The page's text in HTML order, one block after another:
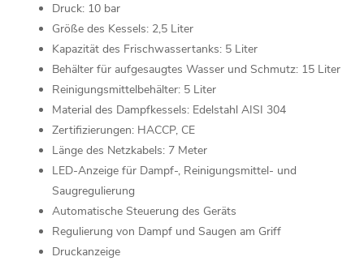
Druck: 10 bar
Größe des Kessels: 2,5 Liter
Kapazität des Frischwassertanks: 5 Liter
Behälter für aufgesaugtes Wasser und Schmutz: 15 Liter
Reinigungsmittelbehälter: 5 Liter
Material des Dampfkessels: Edelstahl AISI 304
Zertifizierungen: HACCP, CE
Länge des Netzkabels: 7 Meter
LED-Anzeige für Dampf-, Reinigungsmittel- und
Saugregulierung
Automatische Steuerung des Geräts
Regulierung von Dampf und Saugen am Griff
Druckanzeige